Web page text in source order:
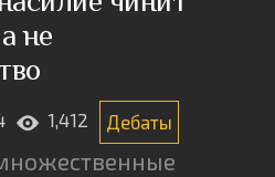
не
1,412 Дебаты